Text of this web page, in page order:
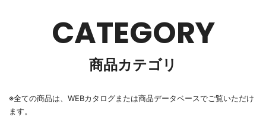
CATEGORY
商品カテゴリ
※全ての商品は、WEBカタログまたは商品データベースでご覧いただけ
ます。